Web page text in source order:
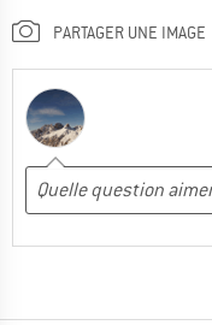
PARTAGER UNE IMAGE